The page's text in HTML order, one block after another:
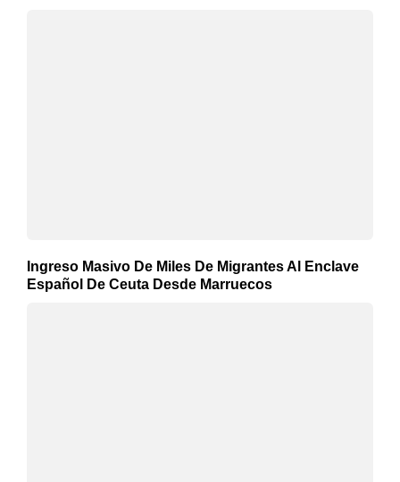
Ingreso Masivo De Miles De Migrantes Al Enclave
Español De Ceuta Desde Marruecos